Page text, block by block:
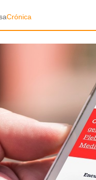
Crónica